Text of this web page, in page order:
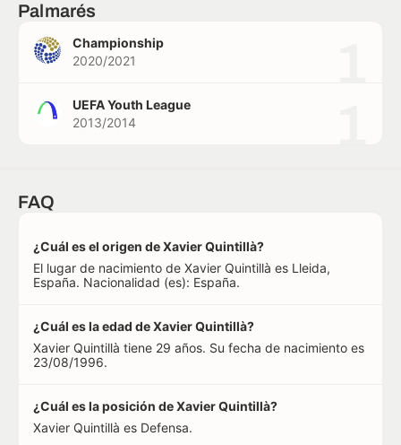
Palmarés
Championship
2020/2021
UEFA Youth League
2013/2014
FAQ
¿Cuál es el origen de Xavier Quintillà?
El lugar de nacimiento de Xavier Quintillà es Lleida,
España. Nacionalidad (es): España.
¿Cuál es la edad de Xavier Quintillà?
Xavier Quintillà tiene 29 años. Su fecha de nacimiento es
23/08/1996.
¿Cuál es la posición de Xavier Quintillà?
Xavier Quintillà es Defensa.